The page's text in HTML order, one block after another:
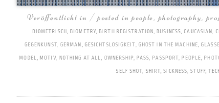
Veröffentlicht in / posted in people, photography,
BIOMETRISCH, BIOMETRY, BIRTH REGISTRATION, BUSINESS,CAUCASIAN,
GEGENKUNST, GERMAN , GESICHTSLOSIGKEIT, GHOST IN THE MACHINE,
MODEL, MOTIV, NOTHING AT ALL, OWNERSHIP, PASS, PASSPORT, PEOPLE,
SELF SHOT, SHIRT,SICKNESS,STUFF,